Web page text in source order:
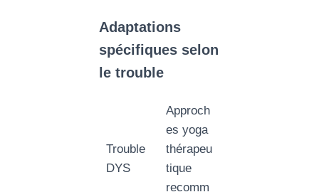
Adaptations
spécifiques selon
le trouble
Trouble
DYS
Approch
es yoga
thérapeu
tique
recomm